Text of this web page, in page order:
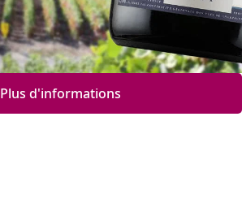
Plus d'informations